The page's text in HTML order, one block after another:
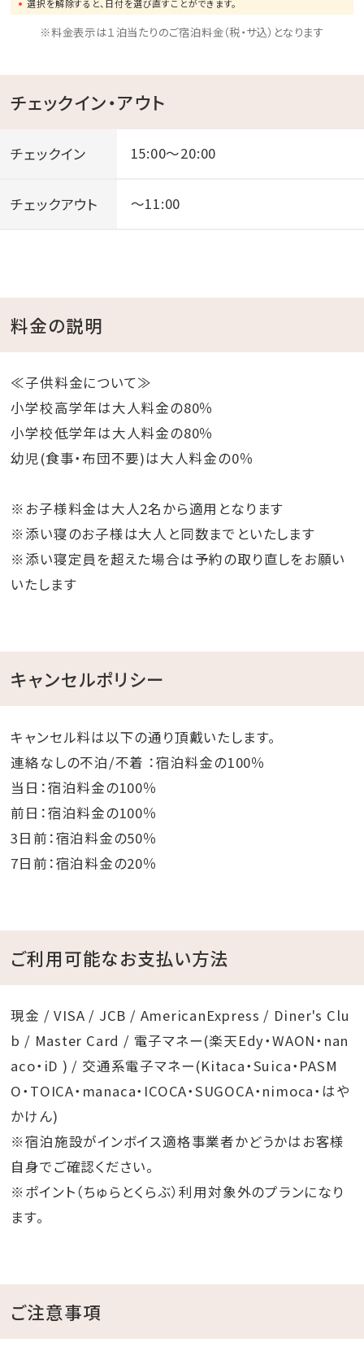
県内外各地で活躍する琉球和太鼓や
開催♪
◆開催日程｜毎週金・土曜日
◆出演者は日替わり、イベント内容は変更になる可能
性がございます。
の13:00となります
※上記時間外でのご利用の場合は、1,000円/名（小学
生～大人）頂戴いたします
※ウォータースライダーは身長110cm以下、体重120kg
以上の方はご利用いただけません
選択を解除すると、日付を選び直すことができます。
※料金表示は１泊当たりのご宿泊料金（税・サ込）となります
チェックイン・アウト
チェックイン 15:00～20:00
チェックアウト ～11:00
料金の説明
≪子供料金について≫
小学校高学年は大人料金の80％
小学校低学年は大人料金の80％
幼児(食事・布団不要)は大人料金の0％
※お子様料金は大人2名から適用となります
※添い寝のお子様は大人と同数までといたします
※添い寝定員を超えた場合は予約の取り直しをお願い
いたします
キャンセルポリシー
キャンセル料は以下の通り頂戴いたします。
連絡なしの不泊/不着 ：宿泊料金の100％
当日：宿泊料金の100％
前日：宿泊料金の100％
3日前：宿泊料金の50％
7日前：宿泊料金の20％
ご利用可能なお支払い方法
現金 / VISA / JCB / AmericanExpress / Diner's Clu
b / Master Card / 電子マネー(楽天Edy・WAON・nan
aco・iD ) / 交通系電子マネー(Kitaca・Suica・PASM
O・TOICA・manaca・ICOCA・SUGOCA・nimoca・はや
かけん)
※宿泊施設がインボイス適格事業者かどうかはお客様
自身でご確認ください。
※ポイント（ちゅらとくらぶ）利用対象外のプランになり
ます。
ご注意事項